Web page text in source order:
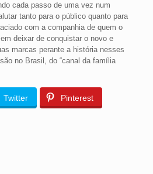
cada passo de uma vez num
tanto para o público quanto para
com a companhia de quem o
deixar de conquistar o novo e
marcas perante a história nesses
no Brasil, do “canal da família
Twitter Pinterest